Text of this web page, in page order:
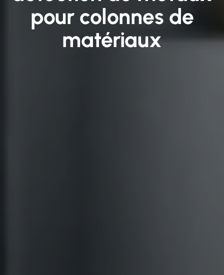
pour colonnes de
matériaux